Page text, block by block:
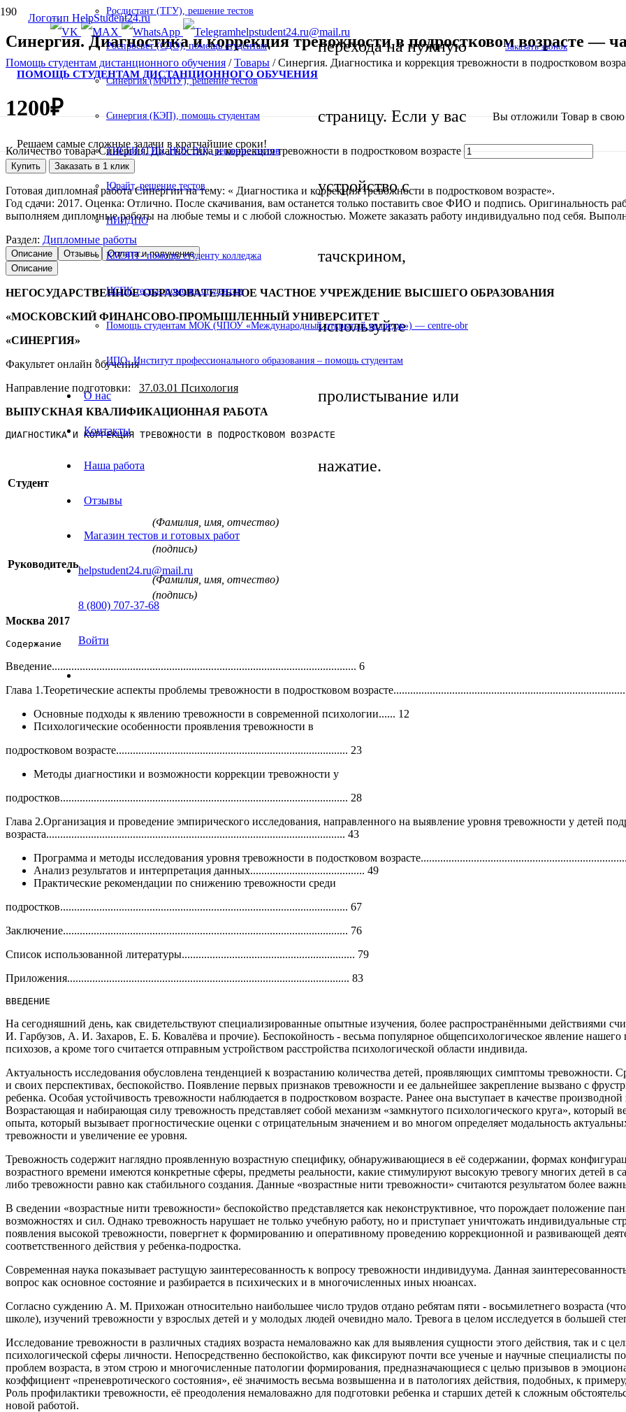
helpstudent24.ru@mail.ru
ПОМОЩЬ СТУДЕНТАМ ДИСТАНЦИОННОГО ОБУЧЕНИЯ
Решаем самые сложные задачи в кратчайшие сроки!
перехода на нужную
страницу. Если у вас
устройство с
тачскрином,
используйте
пролистывание или
нажатие.
Заказать звонок
Вы отложили Товар в свою
Росдистант (ТГУ), решение тестов
Роспросвет (СДО), помощь студентам
Синергия (МФПУ), решение тестов
Синергия (КЭП), помощь студентам
ТИСБИ (ТИБ, НОУ ВО), решение тестов
Юрайт, решение тестов
НИИДПО
КМЭПТ- помощь студенту колледжа
НСПК тесты- помощь студентам
Помощь студентам МОК (ЧПОУ «Международный открытый колледж») — centre-obr
ИПО- Институт профессионального образования – помощь студентам
О нас
Контакты
Наша работа
Отзывы
Магазин тестов и готовых работ
helpstudent24.ru@mail.ru
8 (800) 707-37-68
Войти
Синергия. Диагностика и коррекция тревожности в подростковом возрасте —
Помощь студентам дистанционного обучения /Товары /Синергия. Диагностика и коррекция тревожности в подростковом
1200₽
Количество товара Синергия. Диагностика и коррекция тревожности в подростковом возрасте
Купить Заказать в 1 клик
Готовая дипломная работа Синергии на тему: « Диагностика и коррекция тревожности в подростковом возрасте».
Год сдачи: 2017. Оценка: Отлично. После скачивания, вам останется только поставить свое ФИО и подпись. Оригинальность
выполняем дипломные работы на любые темы и с любой сложностью. Можете заказать работу индивидуально под себя.
Раздел: Дипломные работы
Описание Отзывы
Оплата и получение
Описание
НЕГОСУДАРСТВЕННОЕ ОБРАЗОВАТЕЛЬНОЕ ЧАСТНОЕ УЧРЕЖДЕНИЕ ВЫСШЕГО ОБРАЗОВАНИЯ
«МОСКОВСКИЙ ФИНАНСОВО-ПРОМЫШЛЕННЫЙ УНИВЕРСИТЕТ
«СИНЕРГИЯ»
Факультет онлайн обучения
Направление подготовки: 37.03.01 Психология
ВЫПУСКНАЯ КВАЛИФИКАЦИОННАЯ РАБОТА
ДИАГНОСТИКА И КОРРЕКЦИЯ ТРЕВОЖНОСТИ В ПОДРОСТКОВОМ ВОЗРАСТЕ
Студент
(Фамилия, имя, отчество)
(подпись)
Руководитель
(Фамилия, имя, отчество)
(подпись)
Москва 2017
Содержание
Введение............................................................................................................. 6
Глава 1.Теоретические аспекты проблемы тревожности в подростковом
Основные подходы к явлению тревожности в современной психологии...... 12
Психологические особенности проявления тревожности в
подростковом возрасте................................................................................... 23
Методы диагностики и возможности коррекции тревожности у
подростков....................................................................................................... 28
Глава 2.Организация и проведение эмпирического исследования, направленного на выявление уровня тревожности у детей
возраста........................................................................................................... 43
Программа и методы исследования уровня тревожности в подостковом
Анализ результатов и интерпретация данных......................................... 49
Практические рекомендации по снижению тревожности среди
подростков....................................................................................................... 67
Заключение...................................................................................................... 76
Список использованной литературы.............................................................. 79
Приложения..................................................................................................... 83
ВВЕДЕНИЕ
На сегодняшний день, как свидетельствуют специализированные опытные изучения, более распространёнными действиями
И. Гарбузов, А. И. Захаров, Е. Б. Ковалёва и прочие). Беспокойность - весьма популярное общепсихологическое явление нашего
психозов, а кроме того считается отправным устройством расстройства психологической области индивида.
Актуальность исследования обусловлена тенденцией к возрастанию количества детей, проявляющих симптомы тревожности.
и своих перспективах, беспокойство. Появление первых признаков тревожности и ее дальнейшее закрепление вызвано с
ребенка. Особая устойчивость тревожности наблюдается в подростковом возрасте. Ранее она выступает в качестве
Возрастающая и набирающая силу тревожность представляет собой механизм «замкнутого психологического круга»,
опыта, который вызывает прогностические оценки с отрицательным значением и во многом определяет модальность
тревожности и увеличение ее уровня.
Тревожность содержит наглядно проявленную возрастную специфику, обнаруживающиеся в её содержании, формах
возрастного времени имеются конкретные сферы, предметы реальности, какие стимулируют высокую тревогу многих детей в
либо тревожности равно как стабильного создания. Данные «возрастные нити тревожности» считаются результатом более
В сведении «возрастные нити тревожности» беспокойство представляется как неконструктивное, что порождает положение
возможностях и сил. Однако тревожность нарушает не только учебную работу, но и приступает уничтожать индивидуальные
появления высокой тревожности, повергнет к формированию и оперативному проведению коррекционной и развивающей
соответственного действия у ребенка-подростка.
Современная наука показывает растущую заинтересованность к вопросу тревожности индивидуума. Данная
вопрос как основное состояние и разбирается в психических и в многочисленных иных нюансах.
Согласно суждению А. М. Прихожан относительно наибольшее число трудов отдано ребятам пяти - восьмилетнего возраста
школе), изучений тревожности у взрослых детей и у молодых людей очевидно мало. Тревога в целом исследуется в большей
Исследование тревожности в различных стадиях возраста немаловажно как для выявления сущности этого действия, так и с
психологической сферы личности. Непосредственно беспокойство, как фиксируют почти все ученые и научные специалисты
проблем возраста, в этом строю и многочисленные патологии формирования, предназначающиеся с целью призывов в
коэффициент «преневротического состояния», её значимость весьма возвышенна и в патологиях действия, подобных, к
Роль профилактики тревожности, её преодоления немаловажно для подготовки ребенка и старших детей к сложным
новой работой.